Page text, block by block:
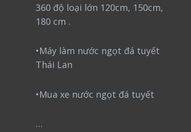
360 độ loại lớn 120cm, 150cm,
180 cm .
•Máy làm nước ngọt đá tuyết
Thái Lan
•Mua xe nước ngọt đá tuyết
…